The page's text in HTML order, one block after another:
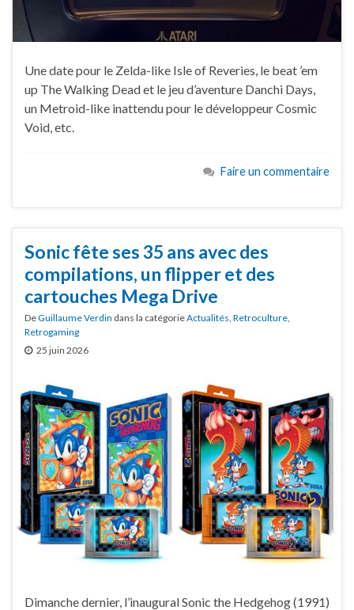
Une date pour le Zelda-like Isle of Reveries, le beat ’em
up The Walking Dead et le jeu d’aventure Danchi Days,
un Metroid-like inattendu pour le développeur Cosmic
Void, etc.
Faire un commentaire
Sonic fête ses 35 ans avec des
compilations, un flipper et des
cartouches Mega Drive
DeGuillaume Verdin dans la catégorieActualités Retroculture
Retrogaming
25 juin 2026
Dimanche dernier, l’inaugural Sonic the Hedgehog (1991)